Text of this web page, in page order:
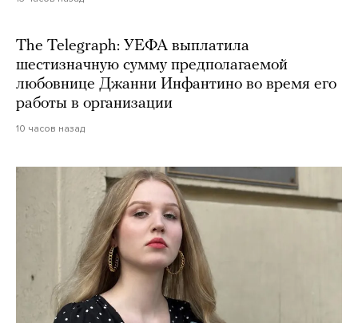
The Telegraph: УЕФА выплатила
шестизначную сумму предполагаемой
любовнице Джанни Инфантино во время его
работы в организации
10 часов назад